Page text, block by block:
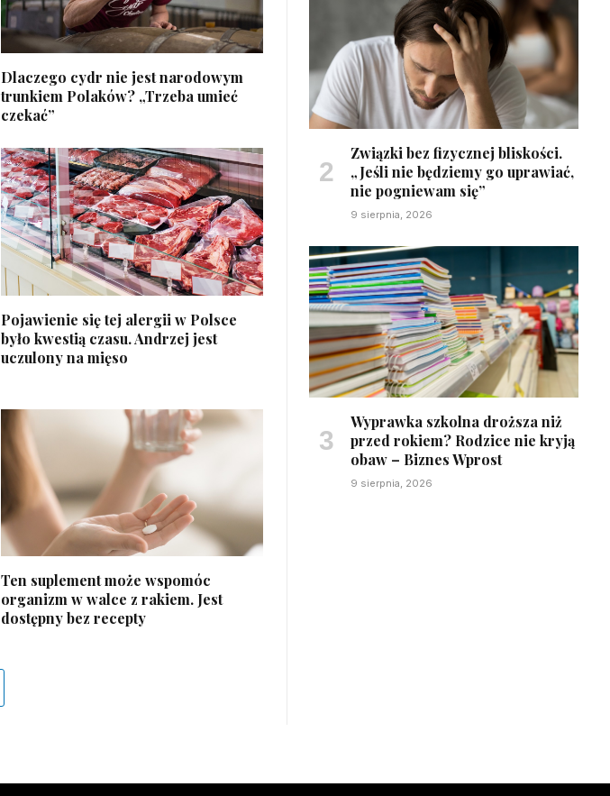
Dlaczego cydr nie jest narodowym
trunkiem Polaków? „Trzeba umieć
czekać”
Pojawienie się tej alergii w Polsce
było kwestią czasu. Andrzej jest
uczulony na mięso
Ten suplement może wspomóc
organizm w walce z rakiem. Jest
dostępny bez recepty
Związki bez fizycznej bliskości.
„Jeśli nie będziemy go uprawiać,
nie pogniewam się”
9 sierpnia, 2026
Wyprawka szkolna droższa niż
przed rokiem? Rodzice nie kryją
obaw – Biznes Wprost
9 sierpnia, 2026